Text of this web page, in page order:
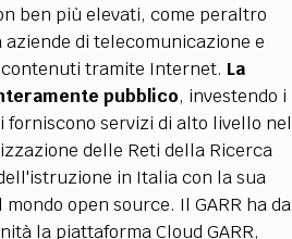
ben più elevati, come peraltro
di telecomunicazione e
tramite Internet. La
pubblico, investendo i
forniscono servizi di alto livello nel
delle Reti della Ricerca
in Italia con la sua
open source. Il GARR ha da
la piattaforma Cloud GARR,